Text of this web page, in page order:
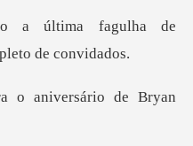
ma fagulha de
a o aniversário de Bryan